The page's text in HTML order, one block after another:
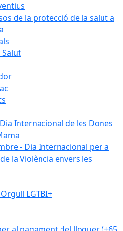
de la protecció de la salut a
Salut
Internacional de les Dones
- Dia Internacional per a
la Violència envers les
LGTBI+